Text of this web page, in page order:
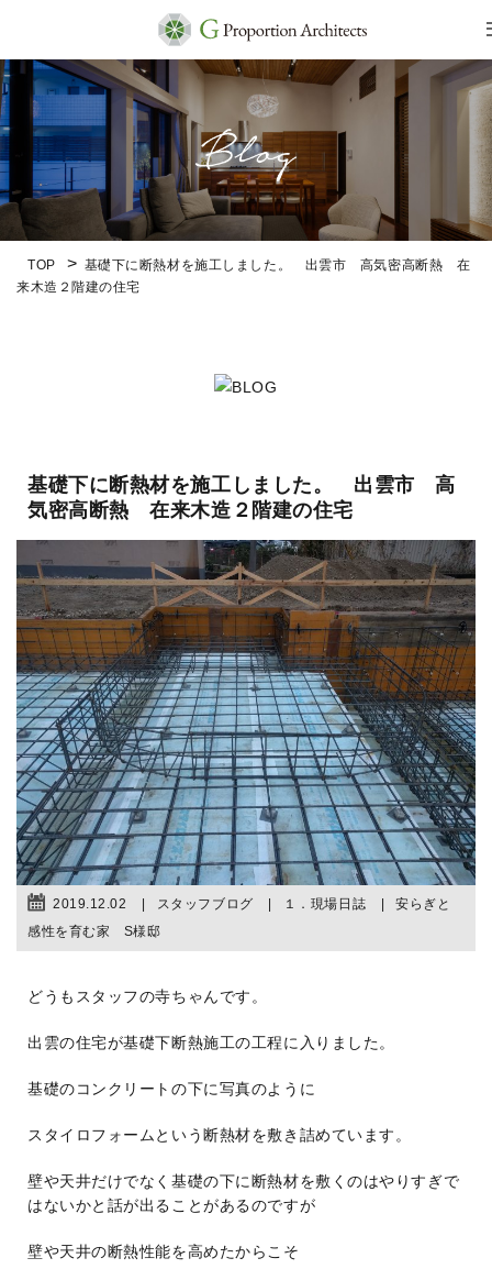
TOP
基礎下に断熱材を施工しました。 出雲市 高気密高断熱 在
来木造２階建の住宅
基礎下に断熱材を施工しました。 出雲市 高
気密高断熱 在来木造２階建の住宅
2019.12.02 スタッフブログ １．現場日誌
安らぎと
感性を育む家 S様邸
どうもスタッフの寺ちゃんです。
出雲の住宅が基礎下断熱施工の工程に入りました。
基礎のコンクリートの下に写真のように
スタイロフォームという断熱材を敷き詰めています。
壁や天井だけでなく基礎の下に断熱材を敷くのはやりすぎで
はないかと話が出ることがあるのですが
壁や天井の断熱性能を高めたからこそ